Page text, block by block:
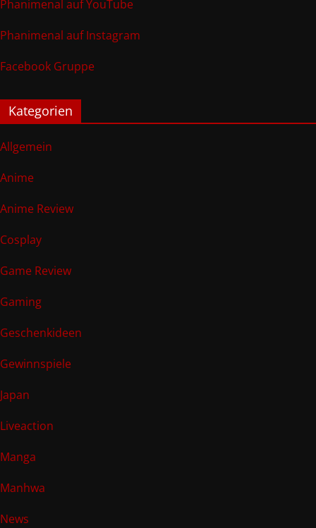
Phanimenal auf YouTube
Phanimenal auf Instagram
Facebook Gruppe
Kategorien
Allgemein
Anime
Anime Review
Cosplay
Game Review
Gaming
Geschenkideen
Gewinnspiele
Japan
Liveaction
Manga
Manhwa
News